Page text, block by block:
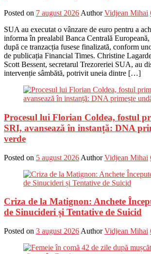
Posted on 7 august 2026 Author Vidjean Mihai
SUA au executat o vânzare de euro pentru a
informa în prealabil Banca Centrală Europeană,
după ce tranzacția fusese finalizată, conform
de publicația Financial Times. Christine
Scott Bessent, secretarul Trezoreriei SUA, au
intervenție sâmbătă, potrivit uneia dintre […]
Procesul lui Florian Coldea, fostul
SRI, avansează în instanță: DNA
verde
Posted on 5 august 2026 Author Vidjean Mihai
Criza de la Matignon: Anchete
de Sinucideri și Tentative de Suicid
Posted on 3 august 2026 Author Vidjean Mihai